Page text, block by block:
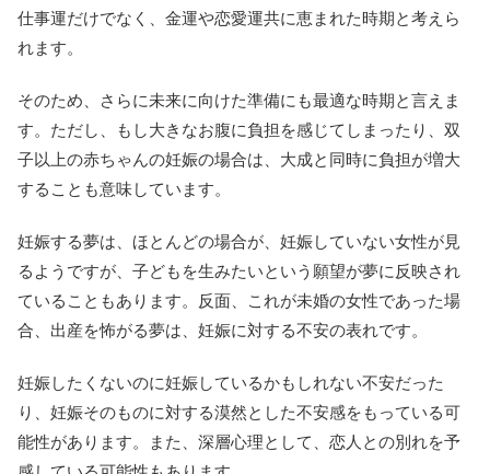
仕事運だけでなく、金運や恋愛運共に恵まれた時期と考えら
れます。
そのため、さらに未来に向けた準備にも最適な時期と言えま
す。ただし、もし大きなお腹に負担を感じてしまったり、双
子以上の赤ちゃんの妊娠の場合は、大成と同時に負担が増大
することも意味しています。
妊娠する夢は、ほとんどの場合が、妊娠していない女性が見
るようですが、子どもを生みたいという願望が夢に反映され
ていることもあります。反面、これが未婚の女性であった場
合、出産を怖がる夢は、妊娠に対する不安の表れです。
妊娠したくないのに妊娠しているかもしれない不安だった
り、妊娠そのものに対する漠然とした不安感をもっている可
能性があります。また、深層心理として、恋人との別れを予